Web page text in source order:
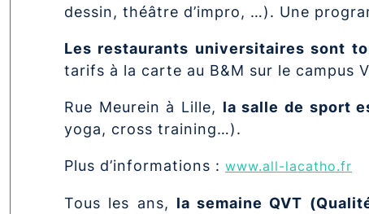
dessin, théâtre d’impro, …). Une
Les restaurants universitaires sont
tarifs à la carte au B&M sur le campus
Rue Meurein à Lille, la salle de sport
yoga, cross training…).
Plus d’informations : www.all-lacatho.fr
Tous les ans, la semaine QVT